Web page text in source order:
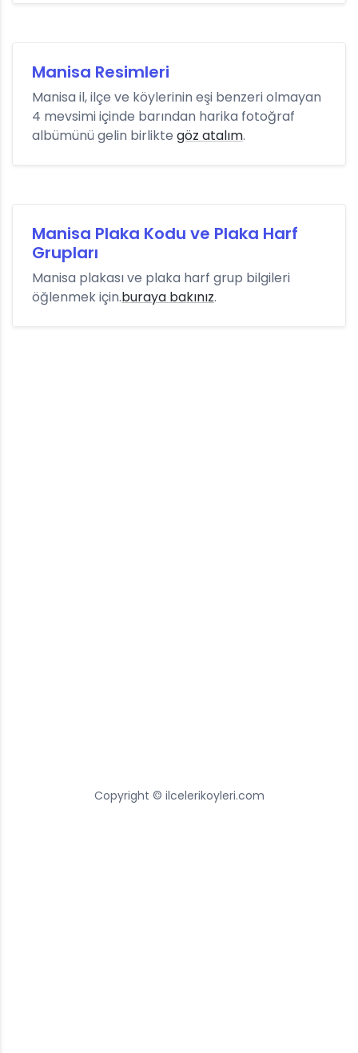
Manisa Resimleri
Manisa il, ilçe ve köylerinin eşi benzeri olmayan
4 mevsimi içinde barından harika fotoğraf
albümünü gelin birlikte göz atalım.
Manisa Plaka Kodu ve Plaka Harf
Grupları
Manisa plakası ve plaka harf grup bilgileri
öğlenmek için.buraya bakınız.
Copyright © ilcelerikoyleri.com